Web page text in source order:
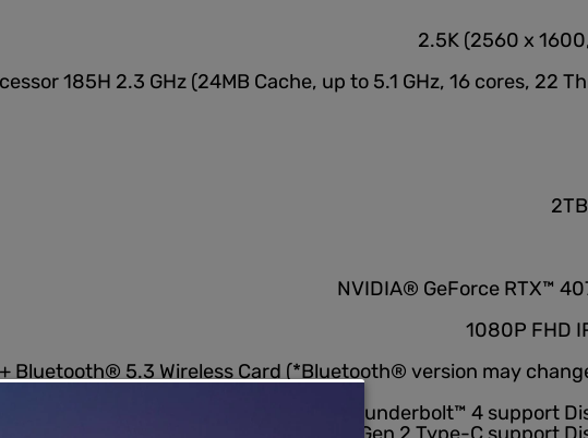
2.5K (2560
185H 2.3 GHz (24MB Cache, up to 5.1 GHz, 16
NVIDIA® GeForce
1080P